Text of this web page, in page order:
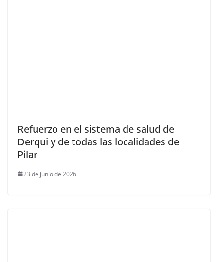
Refuerzo en el sistema de salud de
Derqui y de todas las localidades de
Pilar
23 de junio de 2026